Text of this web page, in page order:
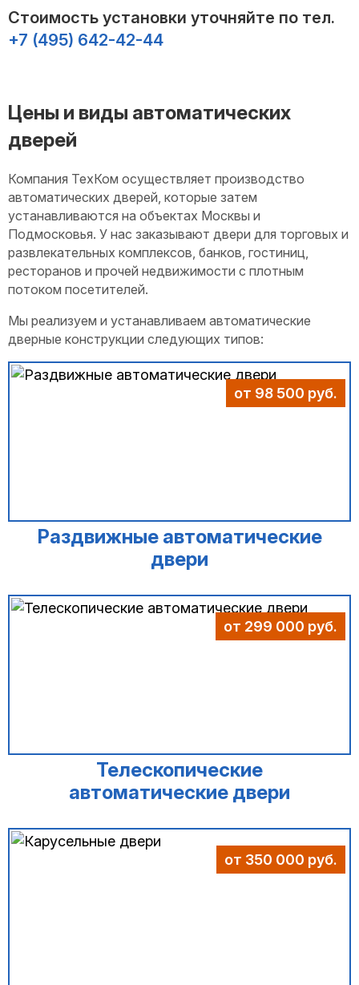
Стоимость установки уточняйте по тел.
+7 (495) 642-42-44
Цены и виды автоматических
дверей
Компания ТехКом осуществляет производство
автоматических дверей, которые затем
устанавливаются на объектах Москвы и
Подмосковья. У нас заказывают двери для торговых и
развлекательных комплексов, банков, гостиниц,
ресторанов и прочей недвижимости с плотным
потоком посетителей.
Мы реализуем и устанавливаем автоматические
дверные конструкции следующих типов:
от 98 500 руб.
Раздвижные автоматические
двери
от 299 000 руб.
Телескопические
автоматические двери
от 350 000 руб.